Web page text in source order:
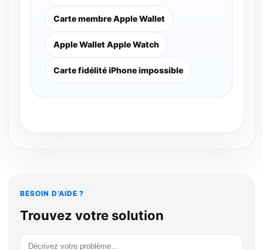
Carte membre Apple Wallet
Apple Wallet Apple Watch
Carte fidélité iPhone impossible
BESOIN D’AIDE ?
Trouvez votre solution